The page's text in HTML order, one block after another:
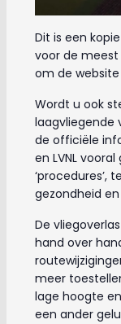
Dit is een
voor de
om de
Wordt u ook
laagvliegende
de officiële
en LVNL
‘procedures’,
gezondheid
De
hand over
meer
lage hoogte
een ander